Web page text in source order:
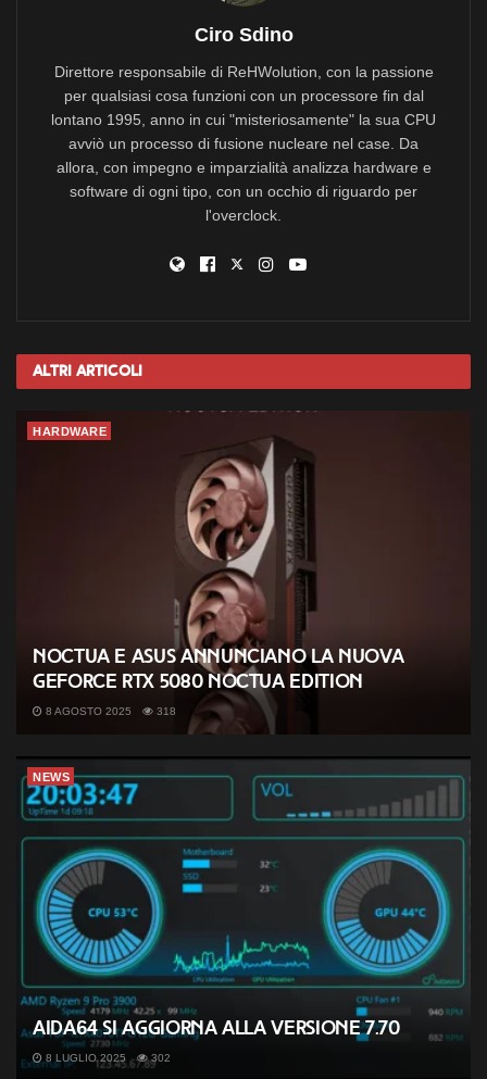
Ciro Sdino
Direttore responsabile di ReHWolution, con la passione
per qualsiasi cosa funzioni con un processore fin dal
lontano 1995, anno in cui "misteriosamente" la sua CPU
avviò un processo di fusione nucleare nel case. Da
allora, con impegno e imparzialità analizza hardware e
software di ogni tipo, con un occhio di riguardo per
l'overclock.
Altri Articoli
HARDWARE
Noctua e ASUS annunciano la nuova
GeForce RTX 5080 Noctua Edition
8 AGOSTO 2025 318
NEWS
AIDA64 si aggiorna alla versione 7.70
8 LUGLIO 2025 302